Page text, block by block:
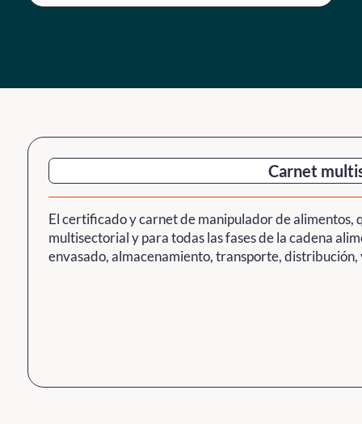
Carnet
El certificado y carnet de manipulador de
multisectorial y para todas las fases de la cadena
envasado, almacenamiento, transporte, distribución,